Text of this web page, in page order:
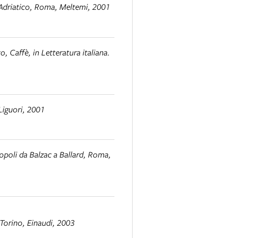
, Roma, Meltemi, 2001
Caffè, inLetteratura italiana.
2001
da Balzac a Ballard, Roma,
Einaudi, 2003